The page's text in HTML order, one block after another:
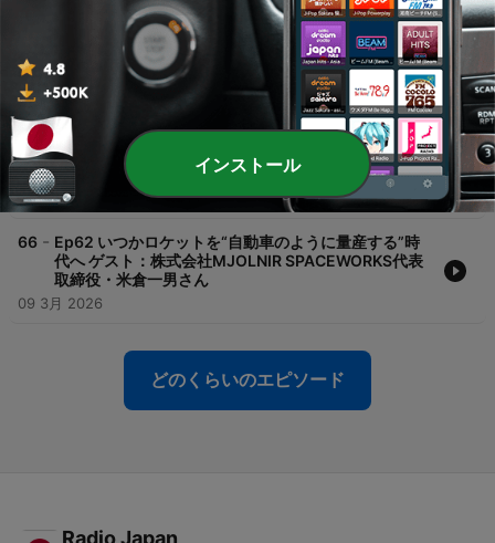
Ep63 子どもを預ける「罪悪感」をなくし、親にもっ
と自由な時間を。 ゲスト：株式会社あすいく代表取締
役・幸脇啓子さん
16 3月 2026
67 - 特別版！「宇垣美里のスタートアップニッポン in イ
マジンスタジオ」！ ゲスト：ecbo株式会社CEO・工
藤慎一さん 株式会社Liberaware 代表取締役・閔弘圭
さん
12 3月 2026
66 - Ep62 いつかロケットを“自動車のように量産する”時
代へ ゲスト：株式会社MJOLNIR SPACEWORKS代表
取締役・米倉一男さん
09 3月 2026
どのくらいのエピソード
Radio Japan
インストール